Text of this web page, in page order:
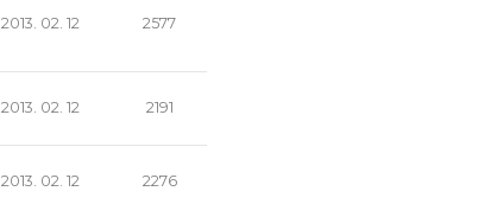
2013. 02. 12 2577
2013. 02. 12 2191
2013. 02. 12 2276